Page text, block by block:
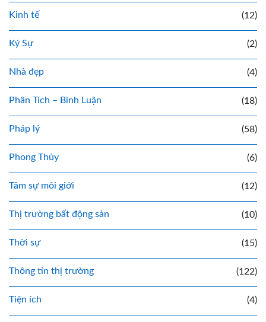
Kinh tế (12)
Ký Sự (2)
Nhà đẹp (4)
Phân Tích – Bình Luận (18)
Pháp lý (58)
Phong Thủy (6)
Tâm sự môi giới (12)
Thị trường bất động sản (10)
Thời sự (15)
Thông tin thị trường (122)
Tiện ích (4)